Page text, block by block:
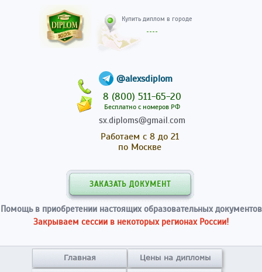
@alexsdiplom
8 (800) 511-65-20
Бесплатно с номеров РФ
sx.diploms@gmail.com
Работаем с 8 до 21
по Москве
ЗАКАЗАТЬ ДОКУМЕНТ
Помощь в приобретении настоящих образовательных документов
Закрываем сессии в некоторых регионах России!
Главная Цены на дипломы